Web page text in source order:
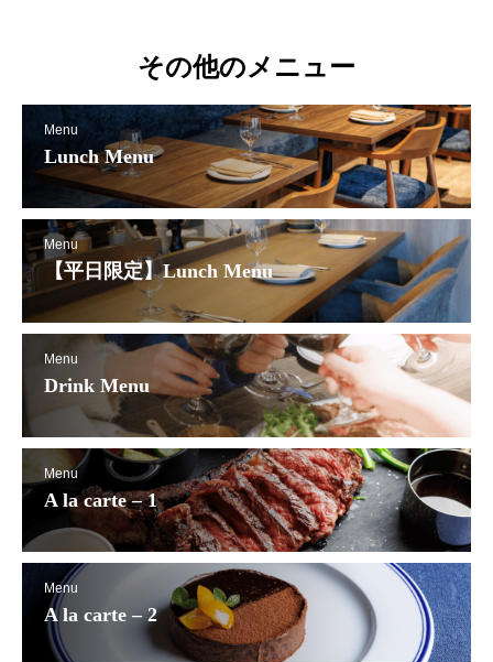
その他のメニュー
Menu
Lunch Menu
Menu
【平日限定】Lunch Menu
Menu
Drink Menu
Menu
A la carte – 1
Menu
A la carte – 2